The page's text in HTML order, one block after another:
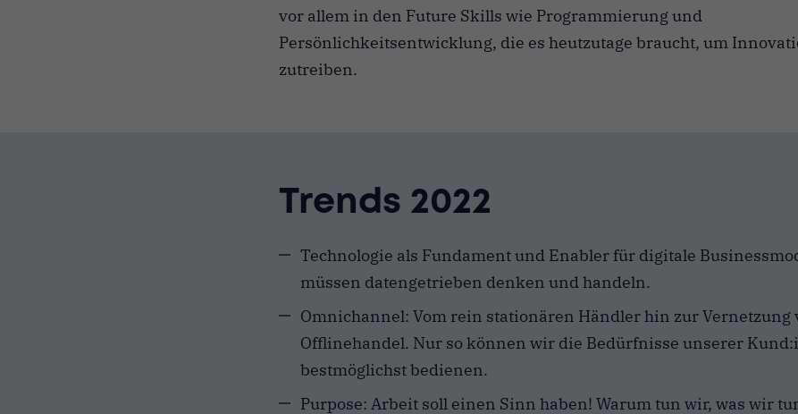
vor allem in den Future Skills wie Programmierung und
Persönlichkeitsentwicklung, die es heutzutage braucht, um
zutreiben.
Trends 2022
Technologie als Fundament und Enabler für digitale
müssen datengetrieben denken und handeln.
Omnichannel: Vom rein stationären Händler hin zur Vernetzung
Offlinehandel. Nur so können wir die Bedürfnisse unserer
bestmöglichst bedienen.
Purpose: Arbeit soll einen Sinn haben! Warum tun wir, was wir